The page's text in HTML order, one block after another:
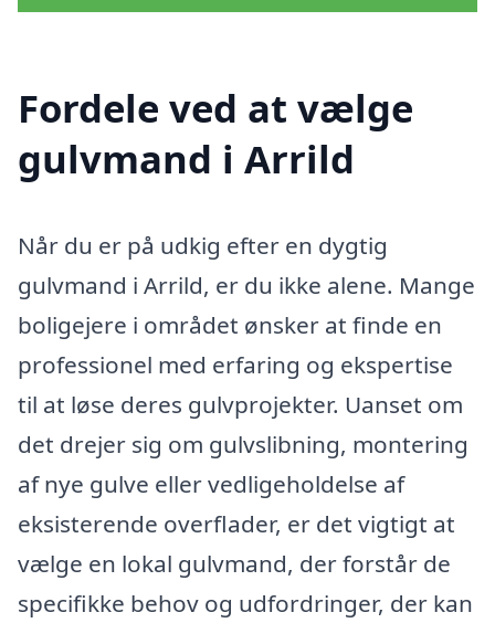
Fordele ved at vælge
gulvmand i Arrild
Når du er på udkig efter en dygtig
gulvmand i Arrild, er du ikke alene. Mange
boligejere i området ønsker at finde en
professionel med erfaring og ekspertise
til at løse deres gulvprojekter. Uanset om
det drejer sig om gulvslibning, montering
af nye gulve eller vedligeholdelse af
eksisterende overflader, er det vigtigt at
vælge en lokal gulvmand, der forstår de
specifikke behov og udfordringer, der kan